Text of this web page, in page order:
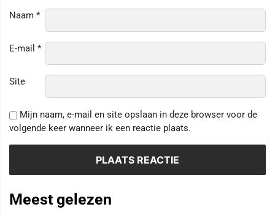
Naam *
E-mail *
Site
Mijn naam, e-mail en site opslaan in deze browser voor de
volgende keer wanneer ik een reactie plaats.
Meest gelezen